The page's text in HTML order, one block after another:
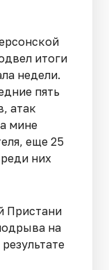
итоги
недели.
пять
атак
мине
еще 25
них
Пристани
на